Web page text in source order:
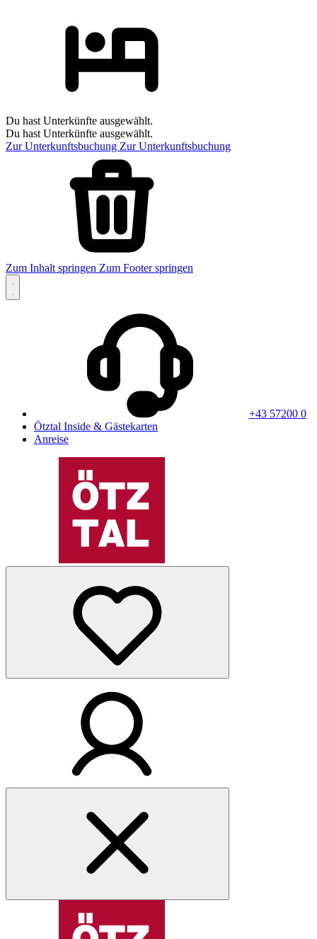
Du hast Unterkünfte ausgewählt.
Du hast Unterkünfte ausgewählt.
Zur Unterkunftsbuchung Zur Unterkunftsbuchung
Zum Inhalt springen Zum Footer springen
+43 57200 0
Ötztal Inside & Gästekarten
Anreise